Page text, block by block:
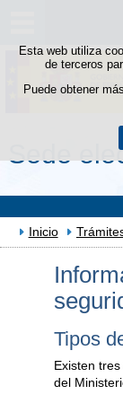
Esta web utiliza
de terceros
Puede obtener
Sede
Inicio
Tipos
Existen
del